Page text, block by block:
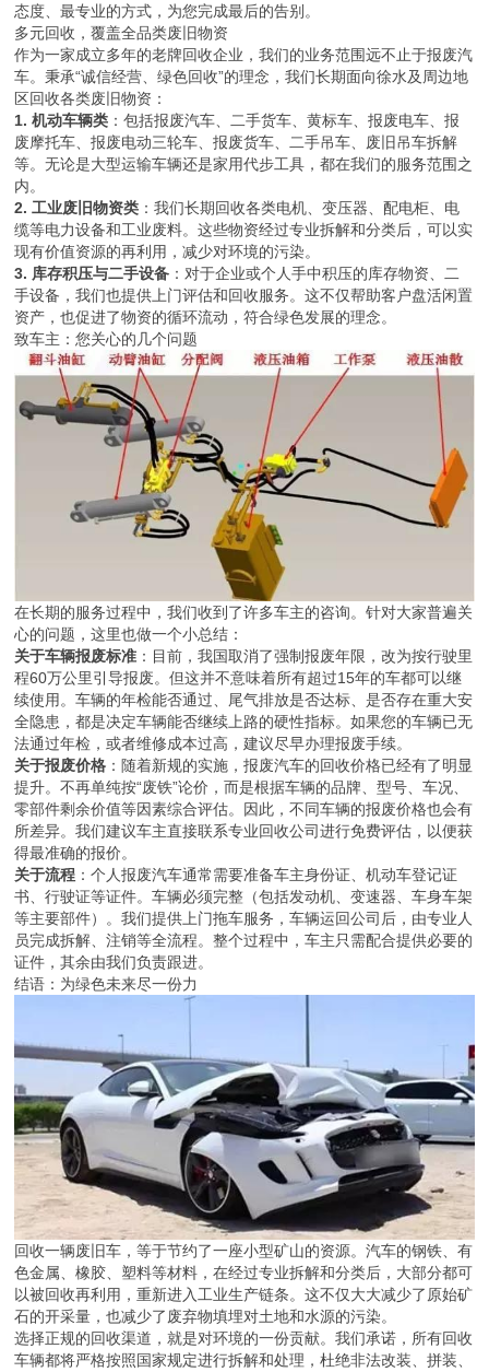
态度、最专业的方式，为您完成最后的告别。
多元回收，覆盖全品类废旧物资
作为一家成立多年的老牌回收企业，我们的业务范围远不止于报废汽
车。秉承“诚信经营、绿色回收”的理念，我们长期面向徐水及周边地
区回收各类废旧物资：
1. 机动车辆类 ：包括报废汽车、二手货车、黄标车、报废电车、报
废摩托车、报废电动三轮车、报废货车、二手吊车、废旧吊车拆解
等。无论是大型运输车辆还是家用代步工具，都在我们的服务范围之
内。
2. 工业废旧物资类 ：我们长期回收各类电机、变压器、配电柜、电
缆等电力设备和工业废料。这些物资经过专业拆解和分类后，可以实
现有价值资源的再利用，减少对环境的污染。
3. 库存积压与二手设备 ：对于企业或个人手中积压的库存物资、二
手设备，我们也提供上门评估和回收服务。这不仅帮助客户盘活闲置
资产，也促进了物资的循环流动，符合绿色发展的理念。
致车主：您关心的几个问题
在长期的服务过程中，我们收到了许多车主的咨询。针对大家普遍关
心的问题，这里也做一个小总结：
关于车辆报废标准 ：目前，我国取消了强制报废年限，改为按行驶里
程60万公里引导报废。但这并不意味着所有超过15年的车都可以继
续使用。车辆的年检能否通过、尾气排放是否达标、是否存在重大安
全隐患，都是决定车辆能否继续上路的硬性指标。如果您的车辆已无
法通过年检，或者维修成本过高，建议尽早办理报废手续。
关于报废价格 ：随着新规的实施，报废汽车的回收价格已经有了明显
提升。不再单纯按“废铁”论价，而是根据车辆的品牌、型号、车况、
零部件剩余价值等因素综合评估。因此，不同车辆的报废价格也会有
所差异。我们建议车主直接联系专业回收公司进行免费评估，以便获
得最准确的报价。
关于流程 ：个人报废汽车通常需要准备车主身份证、机动车登记证
书、行驶证等证件。车辆必须完整（包括发动机、变速器、车身车架
等主要部件）。我们提供上门拖车服务，车辆运回公司后，由专业人
员完成拆解、注销等全流程。整个过程中，车主只需配合提供必要的
证件，其余由我们负责跟进。
结语：为绿色未来尽一份力
回收一辆废旧车，等于节约了一座小型矿山的资源。汽车的钢铁、有
色金属、橡胶、塑料等材料，在经过专业拆解和分类后，大部分都可
以被回收再利用，重新进入工业生产链条。这不仅大大减少了原始矿
石的开采量，也减少了废弃物填埋对土地和水源的污染。
选择正规的回收渠道，就是对环境的一份贡献。我们承诺，所有回收
车辆都将严格按照国家规定进行拆解和处理，杜绝非法改装、拼装、